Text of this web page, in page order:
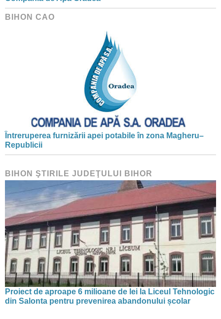
BIHON CAO
Întreruperea furnizării apei potabile în zona Magheru–
Republicii
BIHON ŞTIRILE JUDEŢULUI BIHOR
Proiect de aproape 6 milioane de lei la Liceul Tehnologic
din Salonta pentru prevenirea abandonului școlar